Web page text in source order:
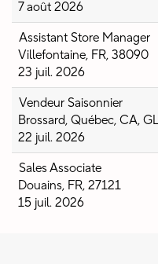
7 août 2026
Assistant Store Manager
Villefontaine, FR, 38090
23 juil. 2026
Vendeur Saisonnier
Brossard, Québec, CA,
22 juil. 2026
Sales Associate
Douains, FR, 27121
15 juil. 2026